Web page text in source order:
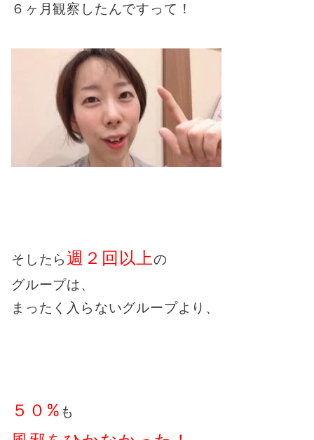
６ヶ月観察したんですって！
そしたら週２回以上の
グループは、
まったく入らないグループより、
５０% も